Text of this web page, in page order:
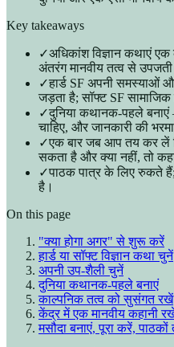
Key takeaways
✓अधिकांश विज्ञान कथाएं
अंतरंग मानवीय तत्व से
✓हार्ड SF अपनी समस्याओं
जड़ता है; सॉफ्ट SF सामाजिक
✓दुनिया कथानक-पहले
चाहिए, और जानकारी की
✓एक बार जब आप तय कर लें
सकता है और क्या नहीं, तो
✓पाठक पात्र के लिए रुकते हैं;
है।
On this page
"क्या होगा अगर" से शुरू करें
हार्ड या सॉफ्ट विज्ञान कथा चुनें
अपनी उप-शैली चुनें
दुनिया कथानक-पहले बनाएं
काल्पनिक तत्व को सुसंगत रखें
केंद्र में एक मानवीय कहानी
मसौदा बनाएं, पूरा करें,